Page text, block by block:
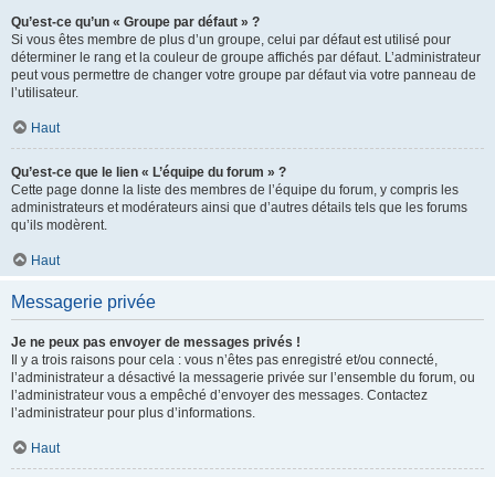
Qu’est-ce qu’un « Groupe par défaut » ?
Si vous êtes membre de plus d’un groupe, celui par défaut est utilisé pour
déterminer le rang et la couleur de groupe affichés par défaut. L’administrateur
peut vous permettre de changer votre groupe par défaut via votre panneau de
l’utilisateur.
Haut
Qu’est-ce que le lien « L’équipe du forum » ?
Cette page donne la liste des membres de l’équipe du forum, y compris les
administrateurs et modérateurs ainsi que d’autres détails tels que les forums
qu’ils modèrent.
Haut
Messagerie privée
Je ne peux pas envoyer de messages privés !
Il y a trois raisons pour cela : vous n’êtes pas enregistré et/ou connecté,
l’administrateur a désactivé la messagerie privée sur l’ensemble du forum, ou
l’administrateur vous a empêché d’envoyer des messages. Contactez
l’administrateur pour plus d’informations.
Haut